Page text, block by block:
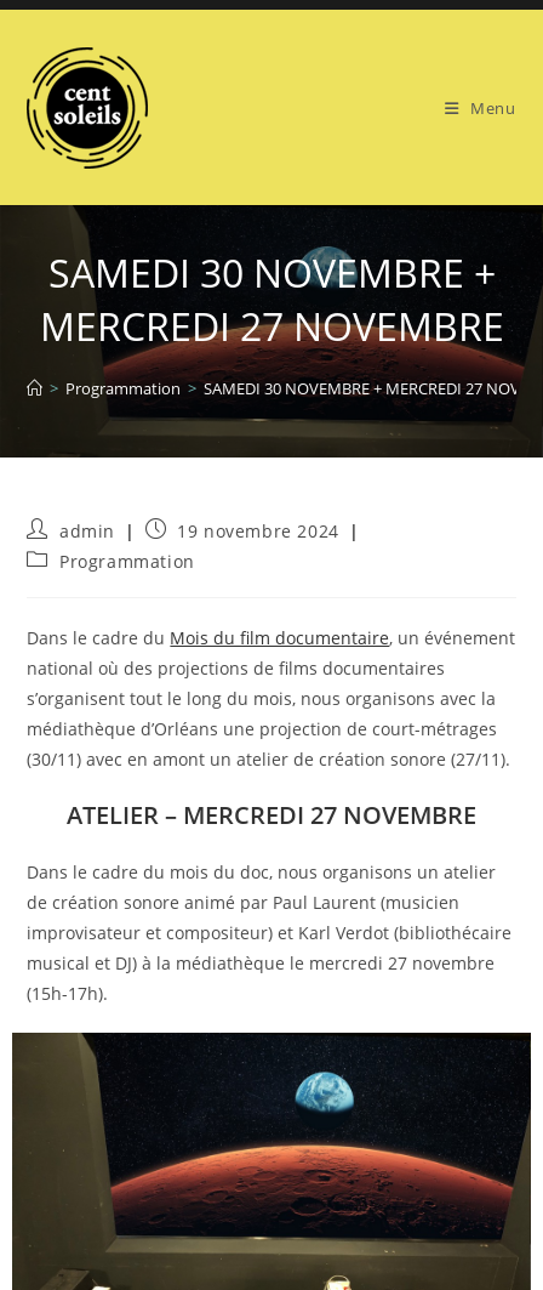
Skip
content
Menu
SAMEDI 30 NOVEMBRE +
MERCREDI 27 NOVEMBRE
> Programmation > SAMEDI 30 NOVEMBRE + MERCREDI 27
Auteur/autrice
de
la
admin
Publication
publiée :
19 novembre 2024
PostProgrammation
Dans le cadre du Mois du film documentaire, un événement
national où des projections de films documentaires
s’organisent tout le long du mois, nous organisons avec la
médiathèque d’Orléans une projection de court-métrages
(30/11) avec en amont un atelier de création sonore (27/11).
ATELIER – MERCREDI 27 NOVEMBRE
Dans le cadre du mois du doc, nous organisons un atelier
de création sonore animé par Paul Laurent (musicien
improvisateur et compositeur) et Karl Verdot (bibliothécaire
musical et DJ) à la médiathèque le mercredi 27 novembre
(15h-17h).